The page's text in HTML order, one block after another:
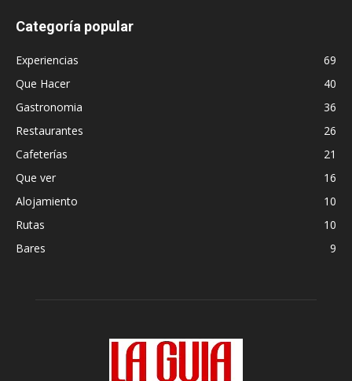
Categoría popular
Experiencias
69
Que Hacer
40
Gastronomia
36
Restaurantes
26
Cafeterías
21
Que ver
16
Alojamiento
10
Rutas
10
Bares
9